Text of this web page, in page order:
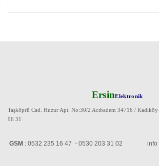
ErsinElektronik
Taşköprü Cad. Huzur Apt. No:30/2 Acıbadem 34716 /
96 31
GSM : 0532 235 16 47 - 0530 203 31 02 info